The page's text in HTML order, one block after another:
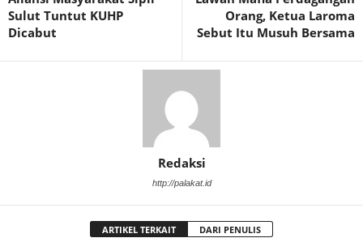
Sulut Tuntut KUHP
Dicabut
Orang, Ketua Laroma
Sebut Itu Musuh Bersama
Redaksi
http://palakat.id
ARTIKEL TERKAIT DARI PENULIS